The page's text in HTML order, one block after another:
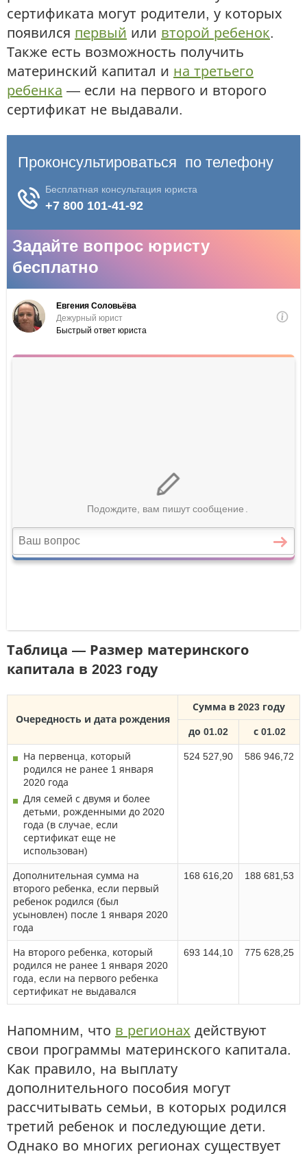
сертификата могут родители, у которых
появился первый или второй ребенок.
Также есть возможность получить
материнский капитал и на третьего
ребенка — если на первого и второго
сертификат не выдавали.
Таблица — Размер материнского
капитала в 2023 году
Очередность и дата рождения
Сумма в 2023 году
до 01.02 с 01.02
На первенца, который
родился не ранее 1 января
2020 года
Для семей с двумя и более
детьми, рожденными до 2020
года (в случае, если
сертификат еще не
использован)
524 527,90 586 946,72
Дополнительная сумма на
второго ребенка, если первый
ребенок родился (был
усыновлен) после 1 января 2020
года
168 616,20 188 681,53
На второго ребенка, который
родился не ранее 1 января 2020
года, если на первого ребенка
сертификат не выдавался
693 144,10 775 628,25
Напомним, что в регионах действуют
свои программы материнского капитала.
Как правило, на выплату
дополнительного пособия могут
рассчитывать семьи, в которых родился
третий ребенок и последующие дети.
Однако во многих регионах существует